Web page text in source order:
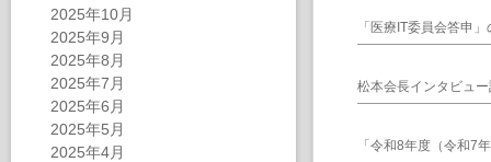
2025年10月
2025年9月
2025年8月
2025年7月
2025年6月
2025年5月
2025年4月
「医療IT委員会答申
松本会長インタビュ
「令和8年度（令和7